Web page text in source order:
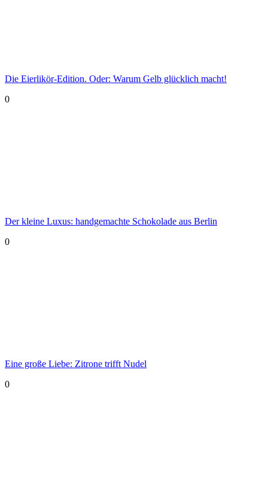
Die Eierlikör-Edition. Oder: Warum Gelb glücklich macht!
0
Der kleine Luxus: handgemachte Schokolade aus Berlin
0
Eine große Liebe: Zitrone trifft Nudel
0